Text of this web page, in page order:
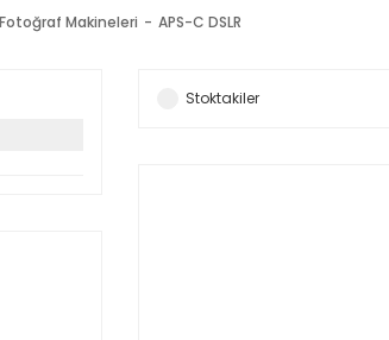
Fotoğraf Makineleri APS-C DSLR
Stoktakiler